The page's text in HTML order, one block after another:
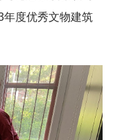
年度优秀文物建筑